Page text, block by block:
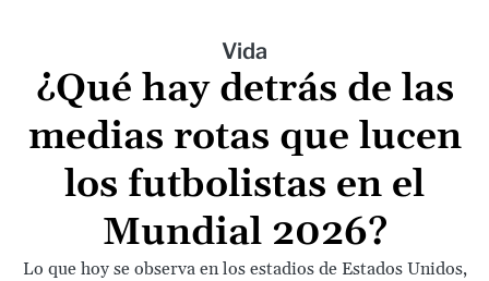
Vida
¿Qué hay detrás de las
medias rotas que lucen
los futbolistas en el
Mundial 2026?
Lo que hoy se observa en los estadios de Estados Unidos,